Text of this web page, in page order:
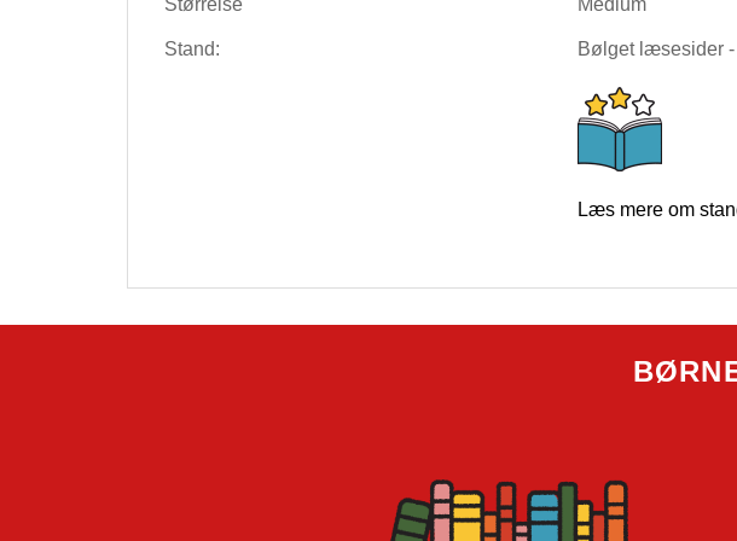
Stand: Bølget læsesider
Læs mere om